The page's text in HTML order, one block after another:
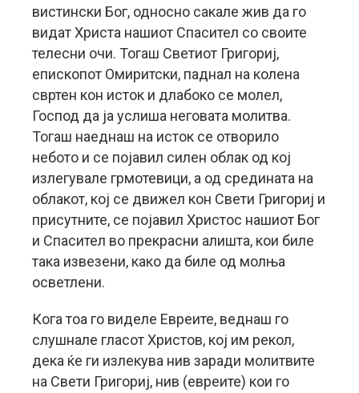
вистински Бог, односно сакале жив да го
видат Христа нашиот Спасител со своите
телесни очи. Тогаш Светиот Григориј,
епископот Омиритски, паднал на колена
свртен кон исток и длабоко се молел,
Господ да ја услиша неговата молитва.
Тогаш наеднаш на исток се отворило
небото и се појавил силен облак од кој
излегувале грмотевици, а од средината на
облакот, кој се движел кон Свети Григориј и
присутните, се појавил Христос нашиот Бог
и Спасител во прекрасни алишта, кои биле
така извезени, како да биле од молња
осветлени.
Кога тоа го виделе Евреите, веднаш го
слушнале гласот Христов, кој им рекол,
дека ќе ги излекува нив заради молитвите
на Свети Григориј, нив (евреите) кои го